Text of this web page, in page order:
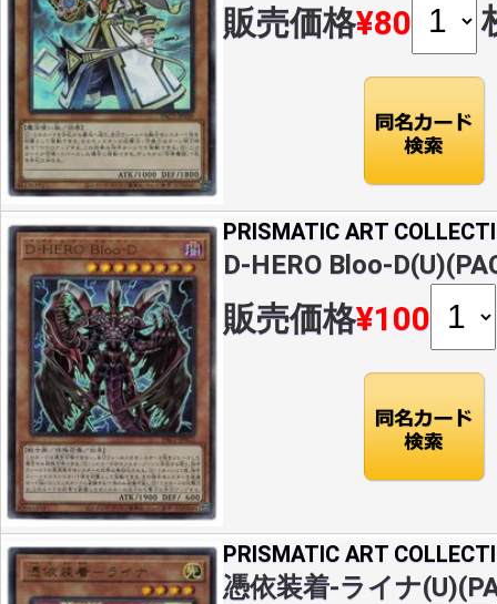
販売価格¥80
PRISMATIC ART
D-HERO Bloo-
販売価格¥100
PRISMATIC ART
憑依装着-ライナ